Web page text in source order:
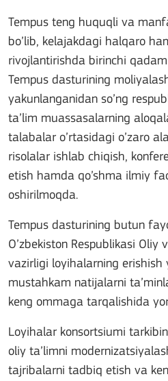
Tempus teng huquqli va
bo’lib, kelajakdagi halqaro
rivojlantirishda birinchi
Tempus dasturining
yakunlanganidan so’ng
ta’lim muassasalarning
talabalar o’rtasidagi o’zaro
risolalar ishlab chiqish,
etish hamda qo’shma ilmiy
oshirilmoqda.
Tempus dasturining butun
O’zbekiston Respublikasi Oliy
vazirligi loyihalarning erishish
mustahkam natijalarni
keng ommaga tarqalishida
Loyihalar konsortsiumi
oliy ta’limni
tajribalarni tadbiq etish va